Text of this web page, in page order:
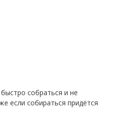
собраться и не
если собираться придётся